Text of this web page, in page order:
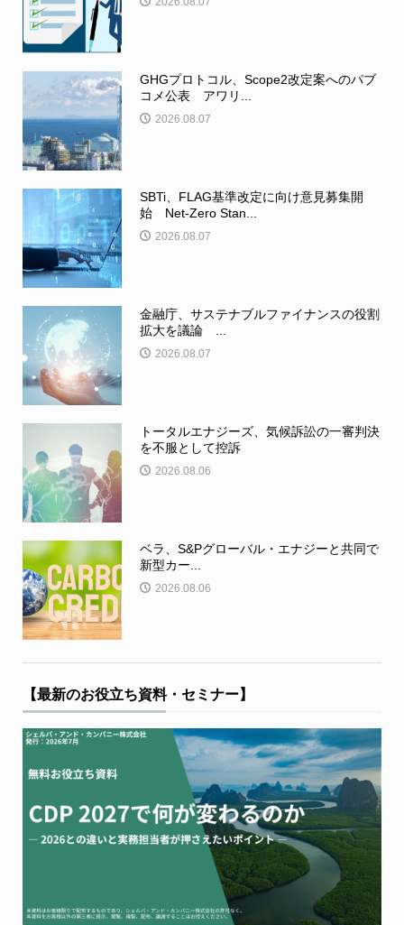
GHGプロトコル、Scope2改定案へのパブ
コメ公表 アワリ...
2026.08.07
SBTi、FLAG基準改定に向け意見募集開
始 Net-Zero Stan...
2026.08.07
金融庁、サステナブルファイナンスの役割
拡大を議論 ...
2026.08.07
トータルエナジーズ、気候訴訟の一審判決
を不服として控訴
2026.08.06
ベラ、S&Pグローバル・エナジーと共同で
新型カー...
2026.08.06
【最新のお役立ち資料・セミナー】